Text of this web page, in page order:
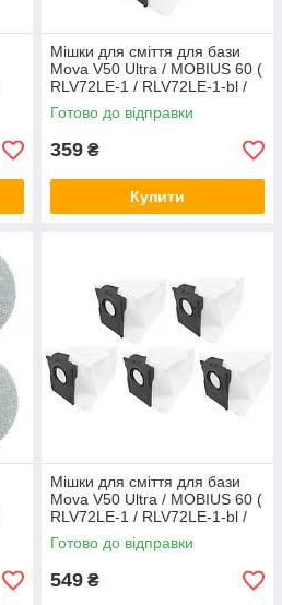
Мішки для сміття для бази
Mova V50 Ultra / MOBIUS 60 (
RLV72LE-1 / RLV72LE-1-bl /
RLV83LE ) 3 шт.
Готово до відправки
359 ₴
Купити
Мішки для сміття для бази
Mova V50 Ultra / MOBIUS 60 (
RLV72LE-1 / RLV72LE-1-bl /
RLV83LE ) 5 шт.
Готово до відправки
549 ₴